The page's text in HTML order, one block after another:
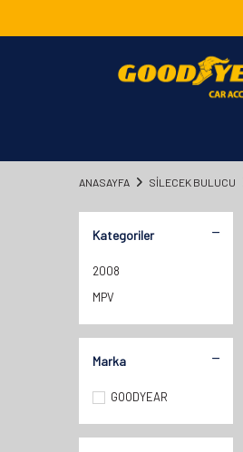
ANASAYFA SILECEK BULUCU
Kategoriler
2008
MPV
Marka
GOODYEAR